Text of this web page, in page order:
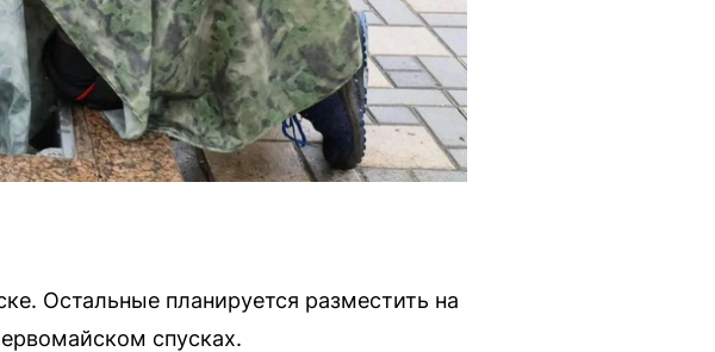
Остальные планируется разместить на
спусках.